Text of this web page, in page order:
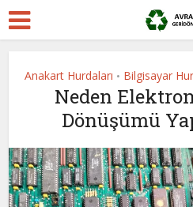
Anakart Hurdaları • Bilgisayar
Neden
Dönüşümü